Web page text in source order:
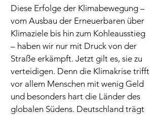
Diese Erfolge der Klimabewegung –
vom Ausbau der Erneuerbaren über
Klimaziele bis hin zum Kohleausstieg
– haben wir nur mit Druck von der
Straße erkämpft. Jetzt gilt es, sie zu
verteidigen. Denn die Klimakrise trifft
vor allem Menschen mit wenig Geld
und besonders hart die Länder des
globalen Südens. Deutschland trägt